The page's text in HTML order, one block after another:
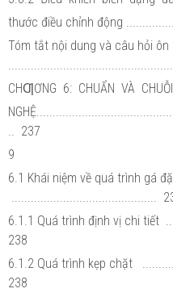
thước điều chỉnh động
Tóm tắt nội dung và câu hỏi ôn
CHƢƠNG 6: CHUẨN VÀ
.. 237
9
6.1 Khái niệm về quá trình gá
.............................................
6.1.1 Quá trình định vị chi tiết
238
6.1.2 Quá trình kẹp chặt
238